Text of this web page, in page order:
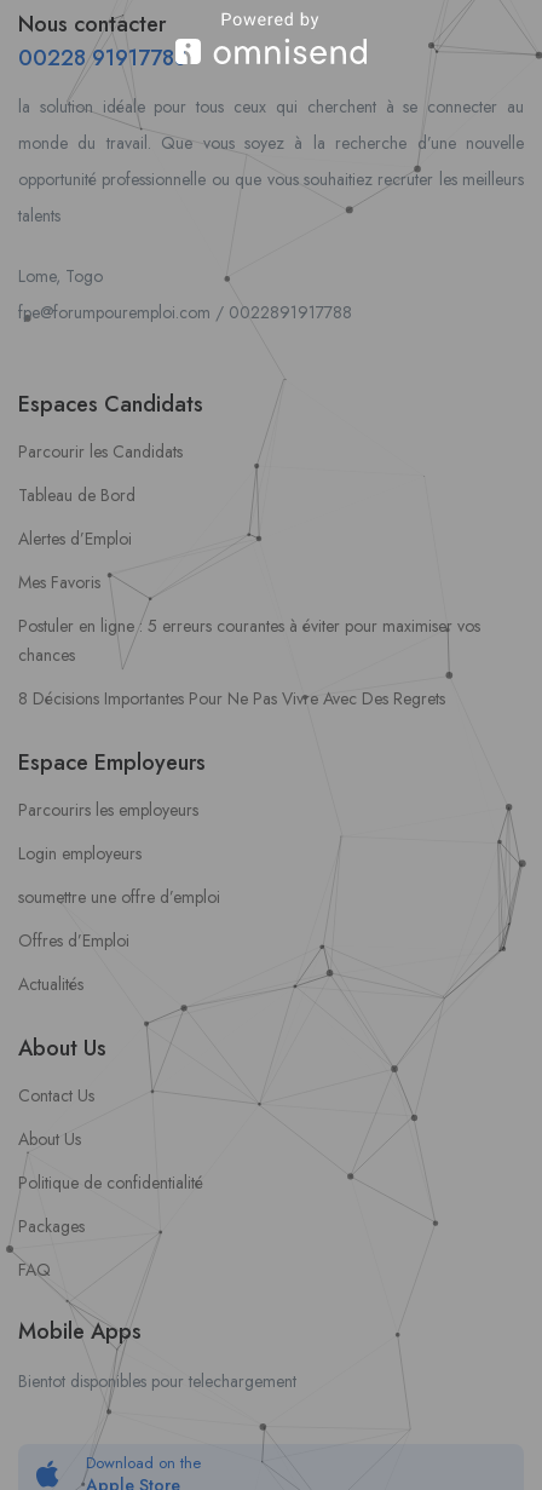
Nous contacter
00228 91917788
la solution idéale pour tous ceux qui cherchent à se connecter au
monde du travail. Que vous soyez à la recherche d’une nouvelle
opportunité professionnelle ou que vous souhaitiez recruter les meilleurs
talents
Lome, Togo
fpe@forumpouremploi.com / 0022891917788
Espaces Candidats
Parcourir les Candidats
Tableau de Bord
Alertes d’Emploi
Mes Favoris
Postuler en ligne : 5 erreurs courantes à éviter pour maximiser vos
chances
8 Décisions Importantes Pour Ne Pas Vivre Avec Des Regrets
Espace Employeurs
Parcourirs les employeurs
Login employeurs
soumettre une offre d’emploi
Offres d’Emploi
Actualités
About Us
Contact Us
About Us
Politique de confidentialité
Packages
FAQ
Mobile Apps
Bientot disponibles pour telechargement
Download on the